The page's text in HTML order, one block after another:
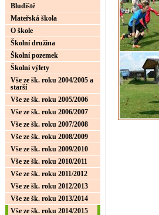
Bludiště
Mateřská škola
O škole
Školní družina
Školní pozemek
Školní výlety
Vše ze šk. roku 2004/2005 a
starší
Vše ze šk. roku 2005/2006
Vše ze šk. roku 2006/2007
Vše ze šk. roku 2007/2008
Vše ze šk. roku 2008/2009
Vše ze šk. roku 2009/2010
Vše ze šk. roku 2010/2011
Vše ze šk. roku 2011/2012
Vše ze šk. roku 2012/2013
Vše ze šk. roku 2013/2014
Vše ze šk. roku 2014/2015